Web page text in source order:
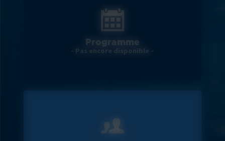
Programme
- Pas encore disponible -